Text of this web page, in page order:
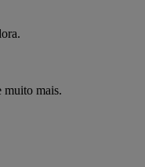
muito mais.